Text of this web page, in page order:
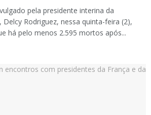
pela presidente interina da
Delcy Rodriguez, nessa quinta-feira (2),
há pelo menos 2.595 mortos após...